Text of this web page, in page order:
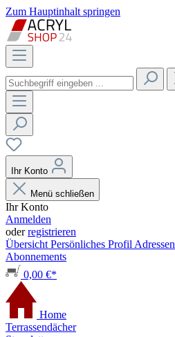
Zum Hauptinhalt springen
Ihr Konto
Menü schließen
Ihr Konto
Anmelden
oderregistrieren
Übersicht Persönliches Profil Adressen
Abonnements
0,00 €*
Home
Terrassendächer